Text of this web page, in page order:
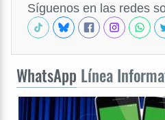
Síguenos en las redes
WhatsApp Línea